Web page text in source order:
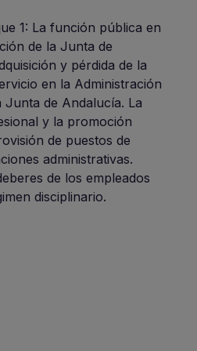
1: La función pública en
de la Junta de
y pérdida de la
en la Administración
Junta de Andalucía. La
y la promoción
de puestos de
administrativas.
de los empleados
disciplinario.